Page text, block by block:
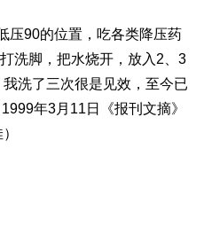
压90的位置，吃各类降压药
洗脚，把水烧开，放入2、3
洗了三次很是见效，至今已
年3月11日《报刊文摘》
）